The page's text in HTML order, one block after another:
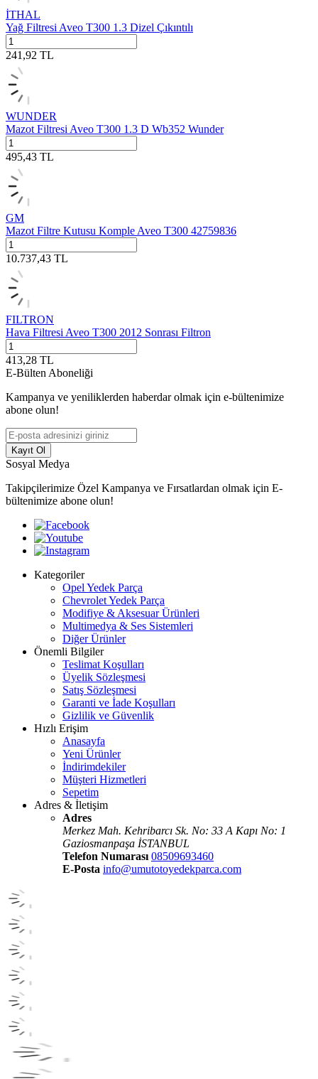
İTHAL
Yağ Filtresi Aveo T300 1.3 Dizel Çıkıntılı
241,92 TL
WUNDER
Mazot Filtresi Aveo T300 1.3 D Wb352 Wunder
495,43 TL
GM
Mazot Filtre Kutusu Komple Aveo T300 42759836
10.737,43 TL
FILTRON
Hava Filtresi Aveo T300 2012 Sonrası Filtron
413,28 TL
E-Bülten Aboneliği
Kampanya ve yeniliklerden haberdar olmak için e-bültenimize
abone olun!
Kayıt Ol
Sosyal Medya
Takipçilerimize Özel Kampanya ve Fırsatlardan olmak için E-
bültenimize abone olun!
Kategoriler
Opel Yedek Parça
Chevrolet Yedek Parça
Modifiye & Aksesuar Ürünleri
Multimedya & Ses Sistemleri
Diğer Ürünler
Önemli Bilgiler
Teslimat Koşulları
Üyelik Sözleşmesi
Satış Sözleşmesi
Garanti ve İade Koşulları
Gizlilik ve Güvenlik
Hızlı Erişim
Anasayfa
Yeni Ürünler
İndirimdekiler
Müşteri Hizmetleri
Sepetim
Adres & İletişim
Adres
Merkez Mah. Kehribarcı Sk. No: 33 A Kapı No: 1
Gaziosmanpaşa İSTANBUL
Telefon Numarası 08509693460
E-Posta info@umutotoyedekparca.com